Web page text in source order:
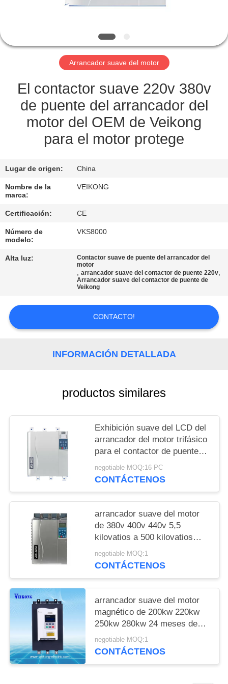
CONTROL
CALIDAD
CONTÁCTENOS
SOLICITAR
UNA
COTIZACIÓN
MAPA
DEL
PRIVACIDAD
Arrancador suave del motor
El contactor suave 220v 380v
de puente del arrancador del
motor del OEM de Veikong
para el motor protege
Lugar de origen: China
Nombre de la
marca:
VEIKONG
Certificación: CE
Número de
modelo:
VKS8000
Alta luz:
Contactor suave de puente del arrancador del
motor
,arrancador suave del contactor de puente 220v,
Arrancador suave del contactor de puente de
Veikong
CONTACTO!
INFORMACIÓN DETALLADA
productos similares
Exhibición suave del LCD del
arrancador del motor trifásico
para el contactor de puente
del motor de inducción
negotiable MOQ:16 PC
CONTÁCTENOS
arrancador suave del motor
de 380v 400v 440v 5,5
kilovatios a 500 kilovatios
construidos en contactor de
puente
negotiable MOQ:1
CONTÁCTENOS
arrancador suave del motor
magnético de 200kw 220kw
250kw 280kw 24 meses de
garantía
negotiable MOQ:1
CONTÁCTENOS